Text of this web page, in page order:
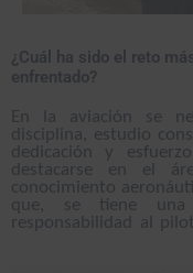
¿Cuál ha sido el reto
enfrentado?
En la aviación se
disciplina, estudio
dedicación y
destacarse en el
conocimiento aeronáutico.
que, se tiene una
responsabilidad al
avión de transporte,
tienes sobre tus
vida de la tripulación
menor que es la que
operación de vuelo y la
todas las personas